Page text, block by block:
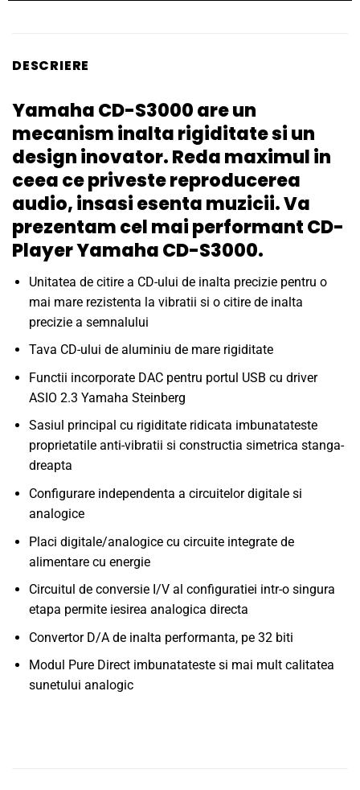
DESCRIERE
Yamaha CD-S3000 are un
mecanism inalta rigiditate si un
design inovator. Reda maximul in
ceea ce priveste reproducerea
audio, insasi esenta muzicii. Va
prezentam cel mai performant CD-
Player Yamaha CD-S3000.
Unitatea de citire a CD-ului de inalta precizie pentru o
mai mare rezistenta la vibratii si o citire de inalta
precizie a semnalului
Tava CD-ului de aluminiu de mare rigiditate
Functii incorporate DAC pentru portul USB cu driver
ASIO 2.3 Yamaha Steinberg
Sasiul principal cu rigiditate ridicata imbunatateste
proprietatile anti-vibratii si constructia simetrica stanga-
dreapta
Configurare independenta a circuitelor digitale si
analogice
Placi digitale/analogice cu circuite integrate de
alimentare cu energie
Circuitul de conversie I/V al configuratiei intr-o singura
etapa permite iesirea analogica directa
Convertor D/A de inalta performanta, pe 32 biti
Modul Pure Direct imbunatateste si mai mult calitatea
sunetului analogic